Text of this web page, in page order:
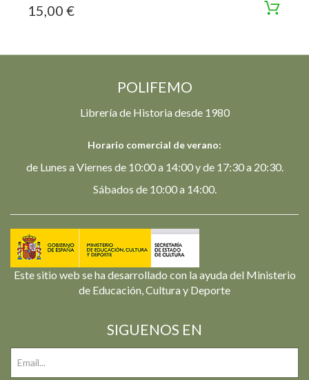
15,00 €
POLIFEMO
Librería de Historia desde 1980
Horario comercial de verano:
de Lunes a Viernes de 10:00 a 14:00 y de 17:30 a 20:30.
Sábados de 10:00 a 14:00.
Este sitio web se ha desarrollado con la ayuda del Ministerio
de Educación, Cultura y Deporte
SIGUENOS EN